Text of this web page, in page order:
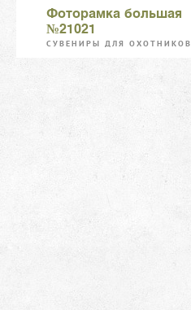
Фоторамка большая
№21021
СУВЕНИРЫ ДЛЯ ОХОТНИКОВ